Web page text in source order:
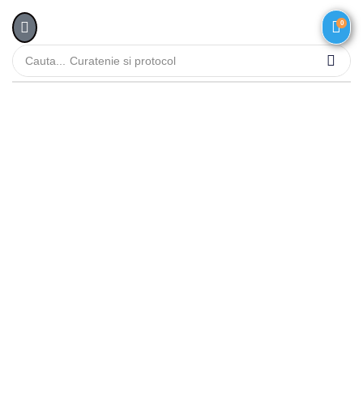
Cauta... Curatenie si protocol
0